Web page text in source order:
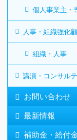
個人事業主・
人事・組織強化
組織・人事
講演・コンサル
お問い合わせ
最新情報
補助金・給付